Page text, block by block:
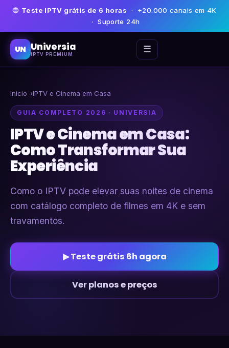
🔵 Teste IPTV grátis de 6 horas · +20.000 canais em 4K
· Suporte 24h
UN Universia
IPTV PREMIUM ☰
Início IPTV e Cinema em Casa
GUIA COMPLETO 2026 · UNIVERSIA
IPTV e Cinema em Casa:
Como Transformar Sua
Experiência
Como o IPTV pode elevar suas noites de cinema
com catálogo completo de filmes em 4K e sem
travamentos.
▶ Teste grátis 6h agora
Ver planos e preços